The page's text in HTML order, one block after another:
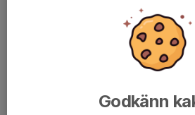
Tränare Magnus: stolt och tacksam
Godkänn